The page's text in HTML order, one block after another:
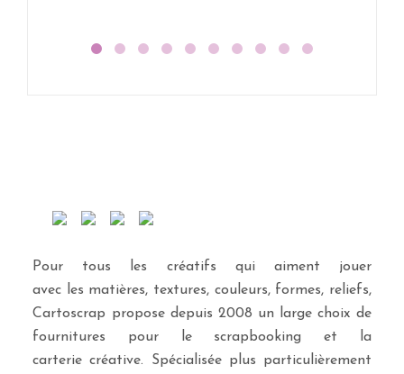
Pour tous les créatifs qui aiment jouer
avec les matières, textures, couleurs, formes, reliefs,
Cartoscrap propose depuis 2008 un large choix de
fournitures pour le scrapbooking et la
carterie créative. Spécialisée plus particulièrement